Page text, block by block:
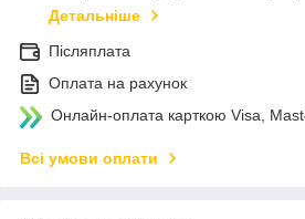
Детальніше
Післяплата
Оплата на рахунок
Онлайн-оплата карткою Visa,
Всі умови оплати